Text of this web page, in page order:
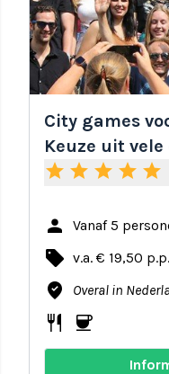
City games
Keuze uit
star star star star star
person Vanaf 5
local_offer v.a. € 19,50
where_to_vote Overal in
restaurant coffee